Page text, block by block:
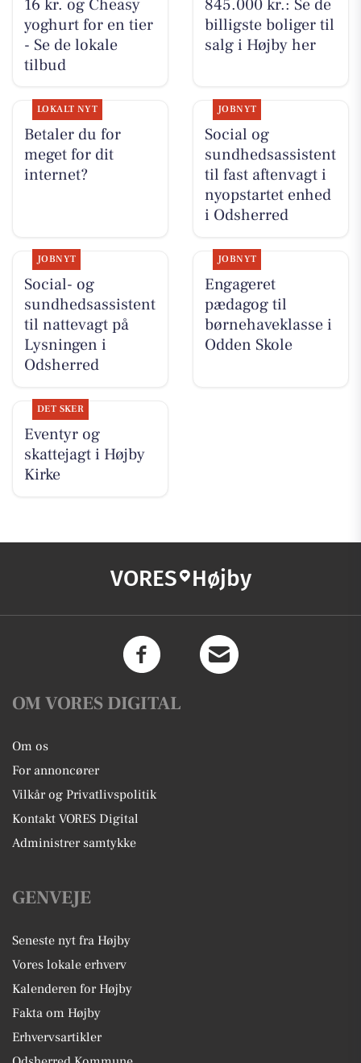
16 kr. og Cheasy
yoghurt for en tier
- Se de lokale
tilbud
845.000 kr.: Se de
billigste boliger til
salg i Højby her
LOKALT NYT
Betaler du for
meget for dit
internet?
JOBNYT
Social og
sundhedsassistent
til fast aftenvagt i
nyopstartet enhed
i Odsherred
JOBNYT
Social- og
sundhedsassistent
til nattevagt på
Lysningen i
Odsherred
JOBNYT
Engageret
pædagog til
børnehaveklasse i
Odden Skole
DET SKER
Eventyr og
skattejagt i Højby
Kirke
VORES Højby
OM VORES DIGITAL
Om os
For annoncører
Vilkår og Privatlivspolitik
Kontakt VORES Digital
Administrer samtykke
GENVEJE
Seneste nyt fra Højby
Vores lokale erhverv
Kalenderen for Højby
Fakta om Højby
Erhvervsartikler